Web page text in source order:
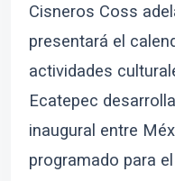
Cisneros Coss
presentará el
actividades
Ecatepec
inaugural entre
programado para